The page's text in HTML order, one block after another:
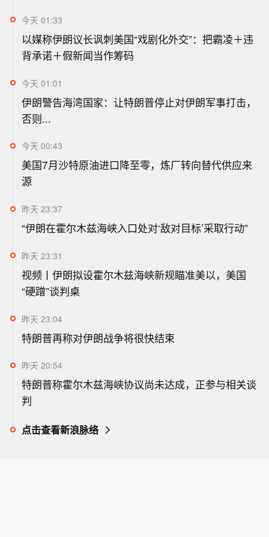
今天 01:33
以媒称伊朗议长讽刺美国“戏剧化外交”：把霸凌＋违
背承诺＋假新闻当作筹码
今天 01:01
伊朗警告海湾国家：让特朗普停止对伊朗军事打击，
否则...
今天 00:43
美国7月沙特原油进口降至零，炼厂转向替代供应来
源
昨天 23:37
“伊朗在霍尔木兹海峡入口处对‘敌对目标’采取行动”
昨天 23:31
视频丨伊朗拟设霍尔木兹海峡新规瞄准美以，美国
“硬蹭”谈判桌
昨天 23:04
特朗普再称对伊朗战争将很快结束
昨天 20:54
特朗普称霍尔木兹海峡协议尚未达成，正参与相关谈
判
点击查看新浪脉络